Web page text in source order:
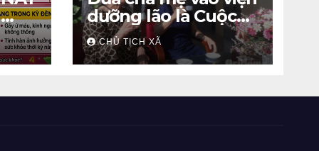
dưỡng lão là Cuộc
chiến tâm lý
CHỦ TỊCH XÃ